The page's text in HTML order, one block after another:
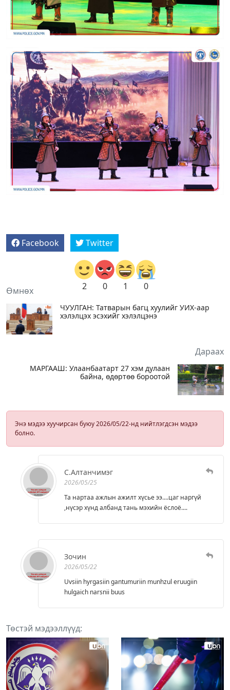
Facebook Twitter
2 0 1 0
Өмнөх
ЧУУЛГАН: Татварын багц хуулийг УИХ-аар
хэлэлцэх эсэхийг хэлэлцэнэ
Дараах
МАРГААШ: Улаанбаатарт 27 хэм дулаан
байна, өдөртөө бороотой
Энэ мэдээ хуучирсан буюу 2026/05/22-нд нийтлэгдсэн мэдээ
болно.
С.Алтанчимэг
2026/05/25
Та нартаа ажлын ажилт хүсье ээ....цаг наргүй
,нүсэр хүнд албанд тань мэхийн ёслоё....
Зочин
2026/05/22
Uvsiin hyrgasiin gantumuriin munhzul eruugiin
hulgaich narsnii buus
Төстэй мэдээллүүд: